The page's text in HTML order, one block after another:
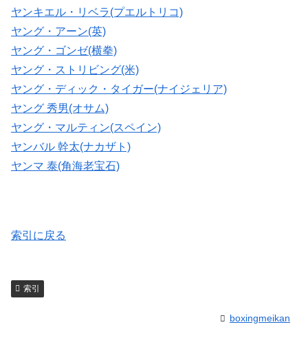
ヤンキエル・リベラ(プエルトリコ)
ヤング・アーン(英)
ヤング・ゴンゼ(横拳)
ヤング・ストリビング(米)
ヤング・ディック・タイガー(ナイジェリア)
ヤング 秀男(オサム)
ヤング・マルティン(スペイン)
ヤンバル 幹太(ナカザト)
ヤンマ 泰(角海老宝石)
索引に戻る
索引
boxingmeikan